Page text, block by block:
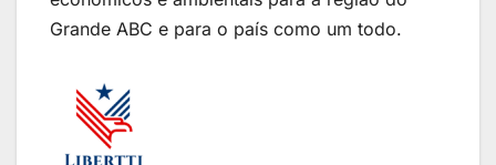
Grande ABC e para o país como um todo.